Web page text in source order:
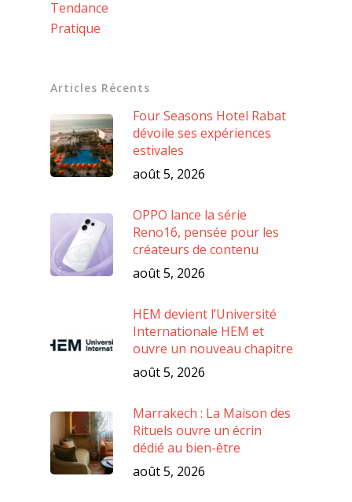
Tendance
Pratique
Articles Récents
Four Seasons Hotel Rabat
dévoile ses expériences
estivales
août 5, 2026
OPPO lance la série
Reno16, pensée pour les
créateurs de contenu
août 5, 2026
HEM devient l’Université
Internationale HEM et
ouvre un nouveau chapitre
août 5, 2026
Marrakech : La Maison des
Rituels ouvre un écrin
dédié au bien-être
août 5, 2026